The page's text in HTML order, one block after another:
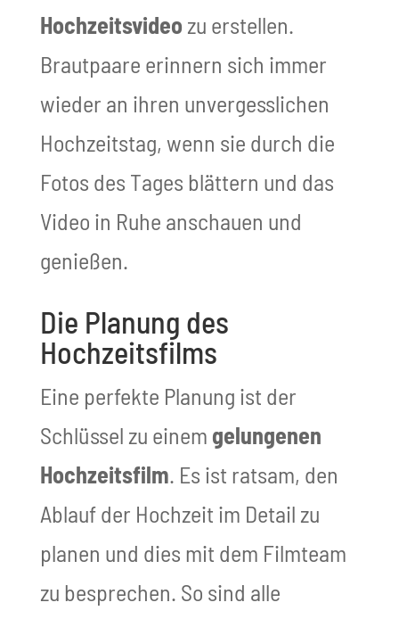
Hochzeitsvideo zu erstellen.
Brautpaare erinnern sich immer
wieder an ihren unvergesslichen
Hochzeitstag, wenn sie durch die
Fotos des Tages blättern und das
Video in Ruhe anschauen und
genießen.
Die Planung des
Hochzeitsfilms
Eine perfekte Planung ist der
Schlüssel zu einem gelungenen
Hochzeitsfilm. Es ist ratsam, den
Ablauf der Hochzeit im Detail zu
planen und dies mit dem Filmteam
zu besprechen. So sind alle